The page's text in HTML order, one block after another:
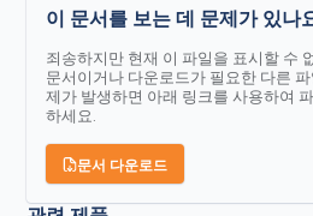
이 문서를 보는 데 문제가 있나
죄송하지만 현재 이 파일을 표시할 수
문서이거나 다운로드가 필요한 다른
제가 발생하면 아래 링크를 사용하여
하세요.
문서 다운로드